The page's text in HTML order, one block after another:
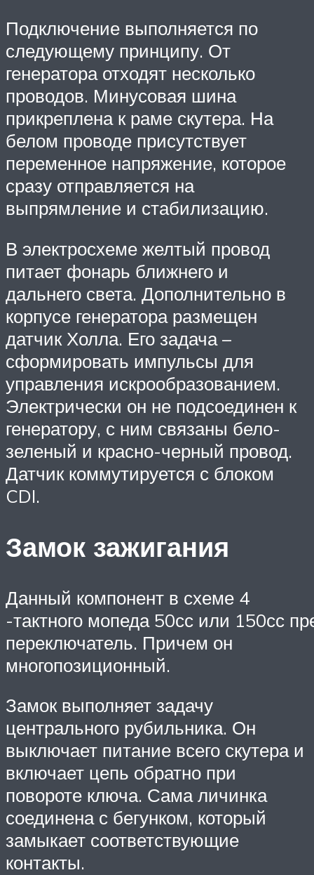
Подключение выполняется по
следующему принципу. От
генератора отходят несколько
проводов. Минусовая шина
прикреплена к раме скутера. На
белом проводе присутствует
переменное напряжение, которое
сразу отправляется на
выпрямление и стабилизацию.
В электросхеме желтый провод
питает фонарь ближнего и
дальнего света. Дополнительно в
корпусе генератора размещен
датчик Холла. Его задача –
сформировать импульсы для
управления искрообразованием.
Электрически он не подсоединен к
генератору, с ним связаны бело-
зеленый и красно-черный провод.
Датчик коммутируется с блоком
CDI.
Замок зажигания
Данный компонент в схеме 4
-тактного мопеда 50сс или 150сс
переключатель. Причем он
многопозиционный.
Замок выполняет задачу
центрального рубильника. Он
выключает питание всего скутера и
включает цепь обратно при
повороте ключа. Сама личинка
соединена с бегунком, который
замыкает соответствующие
контакты.